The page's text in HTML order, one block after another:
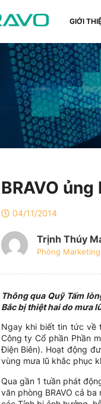
GIỚI
BRAVO
04/11/2014
Trịnh Thúy
Phòng Marketing
Thông qua Quỹ Tấm
Bắc bị thiệt hai do mưa
Ngay khi biết tin tức về
Công ty Cổ phần Phần
Điện Biên). Hoạt động
vùng mưa lũ khắc phục
Qua gần 1 tuần phát
văn phòng BRAVO cả